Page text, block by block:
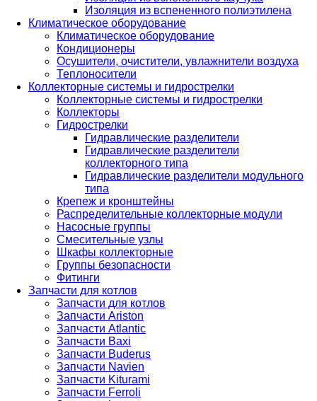
Изоляция из вспененного полиэтилена
Климатическое оборудование
Климатическое оборудование
Кондиционеры
Осушители, очистители, увлажнители воздуха
Теплоносители
Коллекторные системы и гидрострелки
Коллекторные системы и гидрострелки
Коллекторы
Гидрострелки
Гидравлические разделители
Гидравлические разделители
коллекторного типа
Гидравлические разделители модульного
типа
Крепеж и кронштейны
Распределительные коллекторные модули
Насосные группы
Смесительные узлы
Шкафы коллекторные
Группы безопасности
Фитинги
Запчасти для котлов
Запчасти для котлов
Запчасти Ariston
Запчасти Atlantic
Запчасти Baxi
Запчасти Buderus
Запчасти Navien
Запчасти Kiturami
Запчасти Ferroli